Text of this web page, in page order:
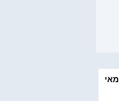
מאי